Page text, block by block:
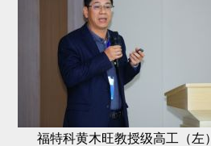
福特科黄木旺教授级高工（左